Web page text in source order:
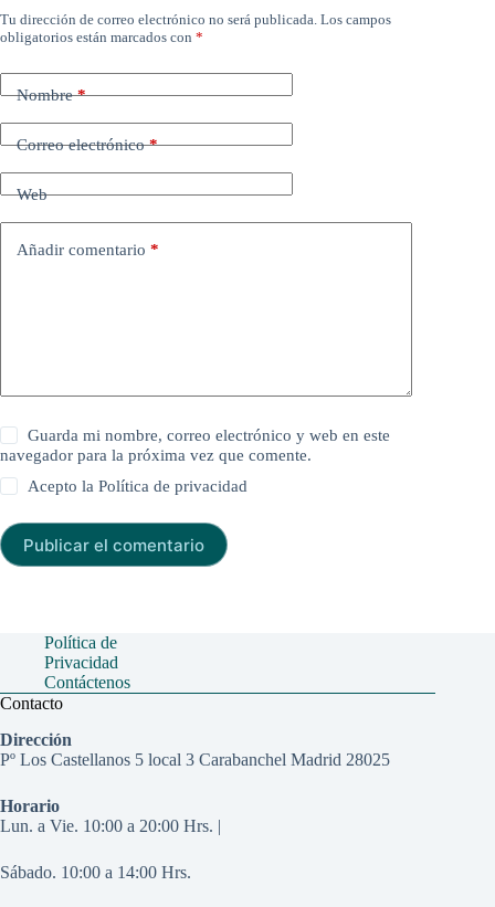
Tu dirección de correo electrónico no será publicada. Los campos
obligatorios están marcados con *
Nombre*
Correo electrónico*
Web
Añadir comentario *
Guarda mi nombre, correo electrónico y web en este
navegador para la próxima vez que comente.
Acepto laPolítica de privacidad
Publicar el comentario
Política de
Privacidad
Contáctenos
Contacto
Dirección
Pº Los Castellanos 5 local 3 Carabanchel Madrid 28025
Horario
Lun. a Vie. 10:00 a 20:00 Hrs. |
Sábado. 10:00 a 14:00 Hrs.